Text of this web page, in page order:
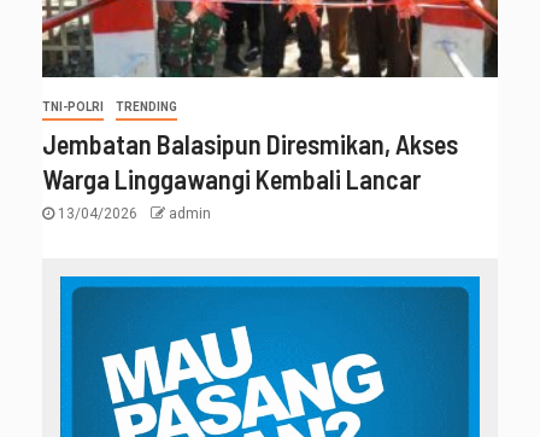
TNI-POLRI TRENDING
Jembatan Balasipun Diresmikan, Akses
Warga Linggawangi Kembali Lancar
13/04/2026 admin